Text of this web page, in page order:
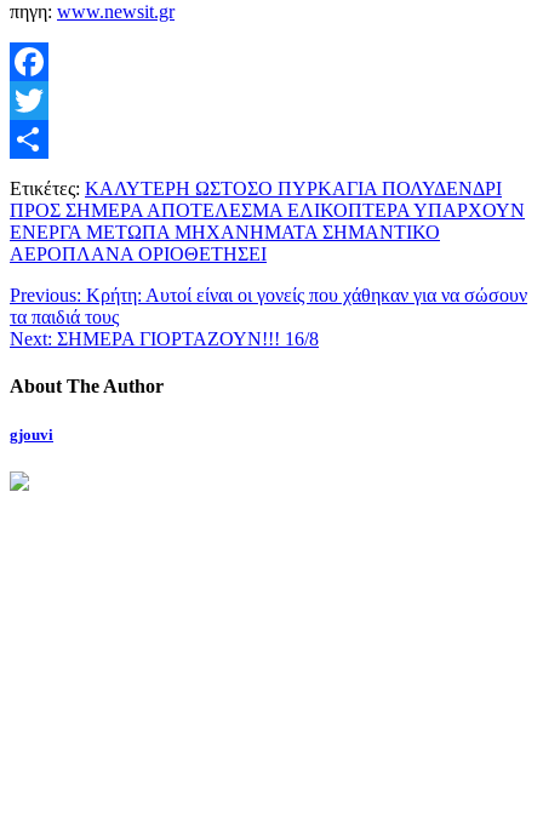
πηγη: www.newsit.gr
Facebook
Twitter
Μοιραστείτε
Ετικέτες: ΚΑΛΥΤΕΡΗ ΩΣΤΟΣΟ ΠΥΡΚΑΓΙΑ ΠΟΛΥΔΕΝΔΡΙ
ΠΡΟΣ ΣΗΜΕΡΑ ΑΠΟΤΕΛΕΣΜΑ ΕΛΙΚΟΠΤΕΡΑ ΥΠΑΡΧΟΥΝ
ΕΝΕΡΓΑ ΜΕΤΩΠΑ ΜΗΧΑΝΗΜΑΤΑ ΣΗΜΑΝΤΙΚΟ
ΑΕΡΟΠΛΑΝΑ ΟΡΙΟΘΕΤΗΣΕΙ
Previous: Κρήτη: Αυτοί είναι οι γονείς που χάθηκαν για να σώσουν
τα παιδιά τους
Next: ΣΗΜΕΡΑ ΓΙΟΡΤΑΖΟΥΝ!!! 16/8
About The Author
gjouvi